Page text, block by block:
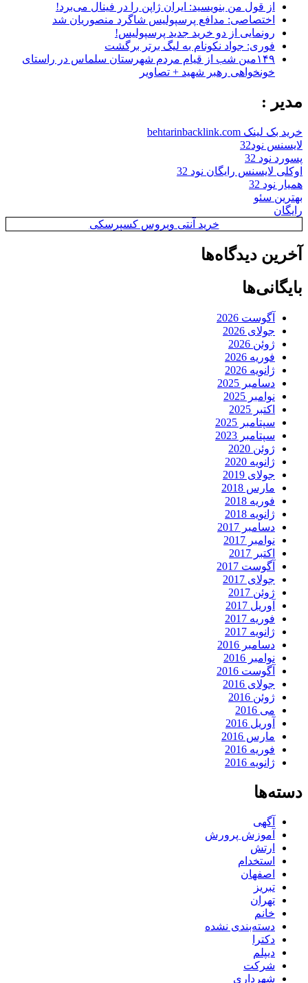
از قول من بنویسید: ایران ژاپن را در فینال می‌برد!
اختصاصی: مدافع پرسپولیس شاگرد منصوریان شد
رونمایی از دو خرید جدید پرسپولیس!
فوری: جواد نکونام به لیگ برتر برگشت
۱۴۹مین شب از قیام مردم شهرستان سلماس در راستای
خونخواهی رهبر شهید + تصاویر
مدیر :
خرید بک لینک behtarinbacklink.com
لایسنس نود32
پسورد نود 32
اوکلی لایسنس رایگان نود 32
همیار نود 32
بهترین سئو
رایگان
خرید آنتی ویروس کسپرسکی
آخرین دیدگاه‌ها
بایگانی‌ها
آگوست 2026
جولای 2026
ژوئن 2026
فوریه 2026
ژانویه 2026
دسامبر 2025
نوامبر 2025
اکتبر 2025
سپتامبر 2025
سپتامبر 2023
ژوئن 2020
ژانویه 2020
جولای 2019
مارس 2018
فوریه 2018
ژانویه 2018
دسامبر 2017
نوامبر 2017
اکتبر 2017
آگوست 2017
جولای 2017
ژوئن 2017
آوریل 2017
فوریه 2017
ژانویه 2017
دسامبر 2016
نوامبر 2016
آگوست 2016
جولای 2016
ژوئن 2016
می 2016
آوریل 2016
مارس 2016
فوریه 2016
ژانویه 2016
دسته‌ها
آگهی
آموزش پرورش
ارتش
استخدام
اصفهان
تبریز
تهران
خانم
دسته‌بندی نشده
دکترا
دیپلم
شرکت
شهرداری